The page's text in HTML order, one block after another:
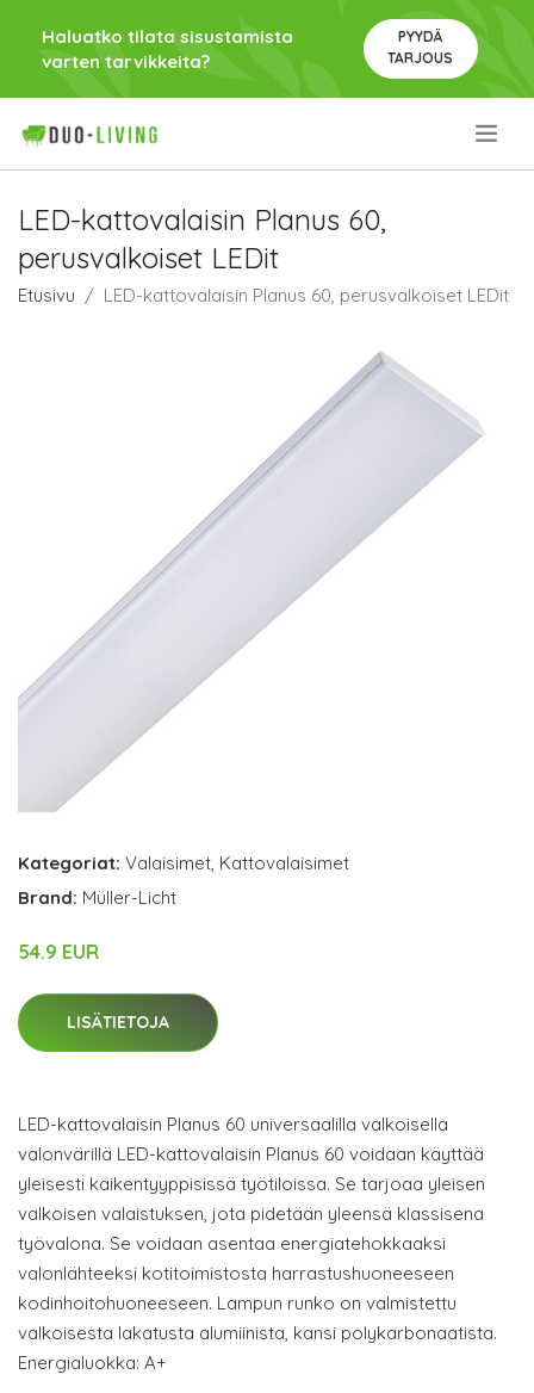
Haluatko tilata sisustamista
varten tarvikkeita?
PYYDÄ
TARJOUS
LED-kattovalaisin Planus 60,
perusvalkoiset LEDit
Etusivu LED-kattovalaisin Planus 60, perusvalkoiset LEDit
Kategoriat: Valaisimet, Kattovalaisimet
Brand: Müller-Licht
54.9 EUR
LISÄTIETOJA
LED-kattovalaisin Planus 60 universaalilla valkoisella
valonvärillä LED-kattovalaisin Planus 60 voidaan käyttää
yleisesti kaikentyyppisissä työtiloissa. Se tarjoaa yleisen
valkoisen valaistuksen, jota pidetään yleensä klassisena
työvalona. Se voidaan asentaa energiatehokkaaksi
valonlähteeksi kotitoimistosta harrastushuoneeseen
kodinhoitohuoneeseen. Lampun runko on valmistettu
valkoisesta lakatusta alumiinista, kansi polykarbonaatista.
Energialuokka: A+